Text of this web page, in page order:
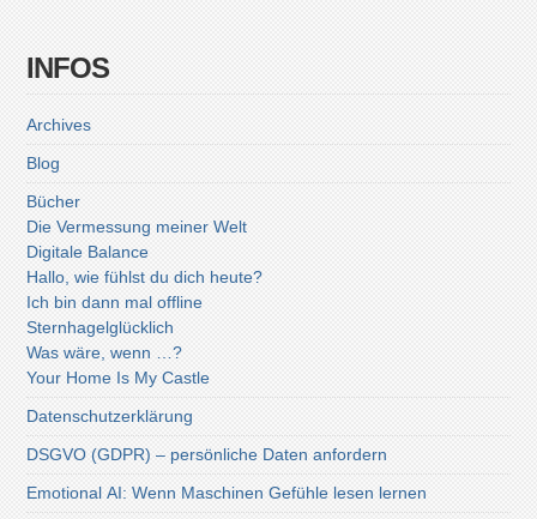
INFOS
Archives
Blog
Bücher
Die Vermessung meiner Welt
Digitale Balance
Hallo, wie fühlst du dich heute?
Ich bin dann mal offline
Sternhagelglücklich
Was wäre, wenn …?
Your Home Is My Castle
Datenschutzerklärung
DSGVO (GDPR) – persönliche Daten anfordern
Emotional AI: Wenn Maschinen Gefühle lesen lernen